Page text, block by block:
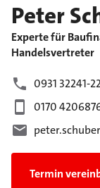
Peter
Experte für
Handelsvertreter
0931 32241-
0170
Termin